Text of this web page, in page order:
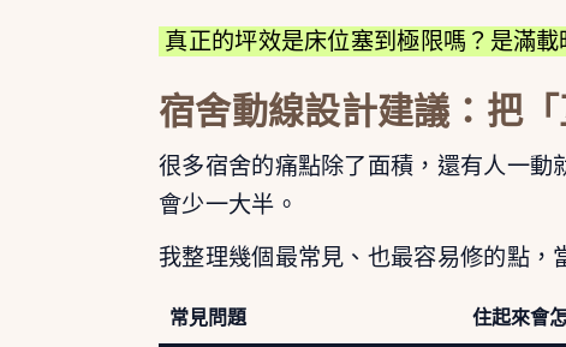
真正的坪效是床位塞到極限嗎？是滿
宿舍動線設計建議：把
很多宿舍的痛點除了面積，還有人一
會少一大半。
我整理幾個最常見、也最容易修的點，
常見問題 住起來會